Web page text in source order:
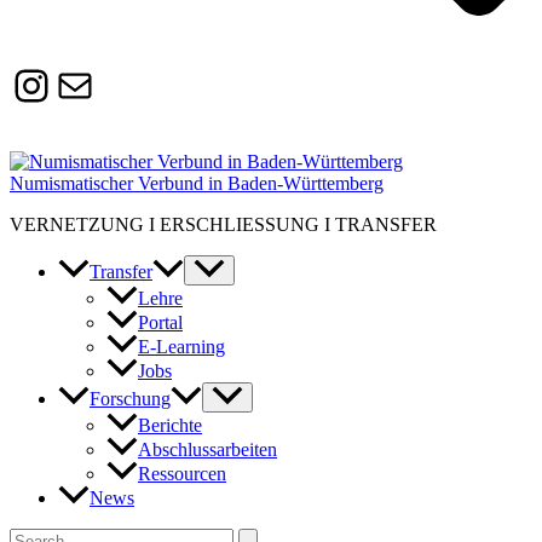
Instagram
Susanne.Boerner@zaw.uni-
heidelberg.de
Numismatischer Verbund in Baden-Württemberg
VERNETZUNG I ERSCHLIESSUNG I TRANSFER
Transfer
Lehre
Portal
E-Learning
Jobs
Forschung
Berichte
Abschlussarbeiten
Ressourcen
News